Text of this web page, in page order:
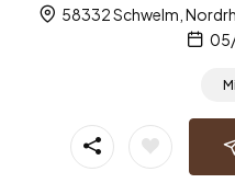
58332 Schwelm,